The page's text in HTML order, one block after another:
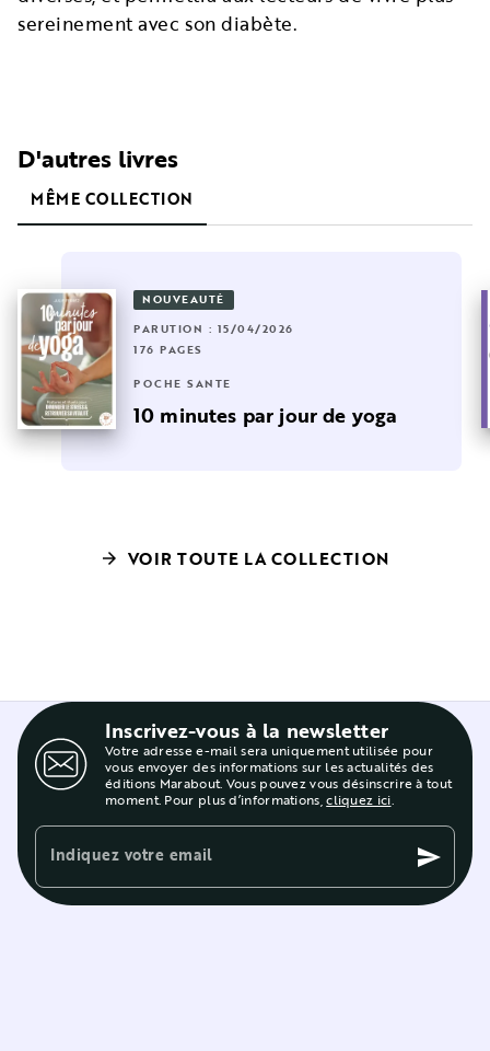
sereinement avec son diabète.
D'autres livres
MÊME COLLECTION
NOUVEAUTÉ
PARUTION : 15/04/2026
176 PAGES
POCHE SANTÉ
10 minutes par jour de yoga
arrow_forward VOIR TOUTE LA COLLECTION
Inscrivez-vous à la newsletter
Votre adresse e-mail sera uniquement utilisée pour
vous envoyer des informations sur les actualités des
éditions Marabout. Vous pouvez vous désinscrire à tout
moment. Pour plus d’informations,cliquez ici.
Indiquez votre email send